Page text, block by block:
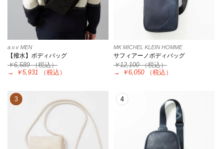
a.v.v MEN
【撥水】ボディバッグ
￥6,589（税込）
→
￥5,931 （税込）
MK MICHEL KLEIN HOMME
サフィアーノボディバッグ
￥12,100（税込）
→
￥6,050 （税込）
3 4